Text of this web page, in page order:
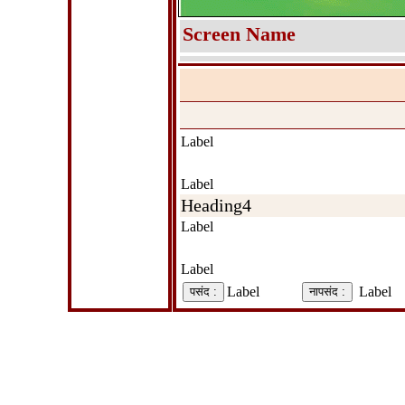
Screen Name
Label
Label
Heading4
Label
Label
Label
Label